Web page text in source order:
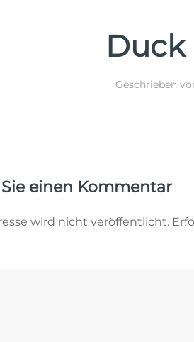
Duck
Geschrieben
einen Kommentar
wird nicht veröffentlicht.